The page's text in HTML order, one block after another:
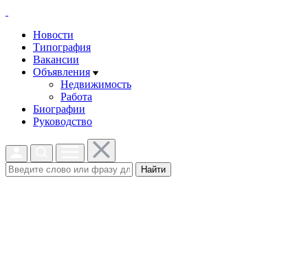
Новости
Типография
Вакансии
Объявления
Недвижимость
Работа
Биографии
Руководство
Найти